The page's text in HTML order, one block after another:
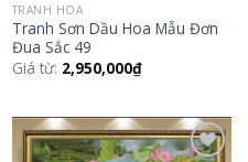
TRANH HOA
Tranh Sơn Dầu Hoa Mẫu Đơn
Đua Sắc 49
Giá từ: 2,950,000₫